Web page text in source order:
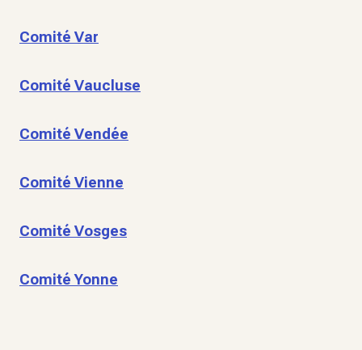
Comité Var
Comité Vaucluse
Comité Vendée
Comité Vienne
Comité Vosges
Comité Yonne